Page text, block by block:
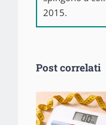
2015.
Post correlati